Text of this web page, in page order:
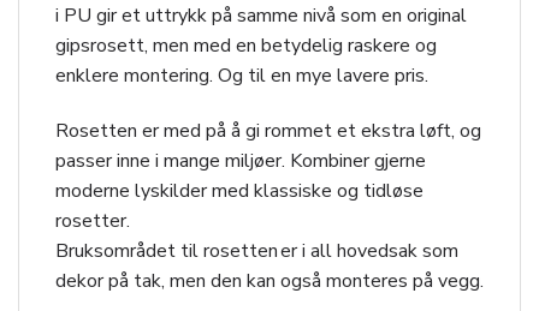
i PU gir et uttrykk på samme nivå som en original
gipsrosett, men med en betydelig raskere og
enklere montering. Og til en mye lavere pris.
Rosetten er med på å gi rommet et ekstra løft, og
passer inne i mange miljøer. Kombiner gjerne
moderne lyskilder med klassiske og tidløse
rosetter.
Bruksområdet til rosetten er i all hovedsak som
dekor på tak, men den kan også monteres på vegg.